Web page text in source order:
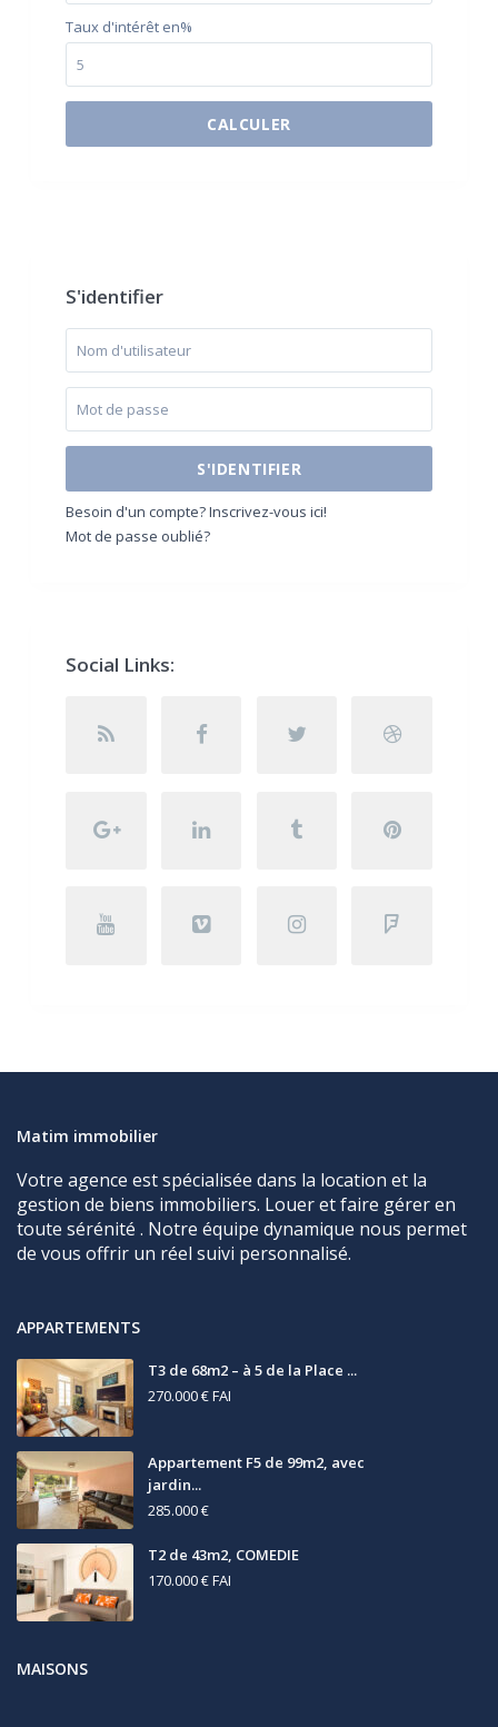
Taux d'intérêt en%
CALCULER
$500 / month
S'identifier
S'IDENTIFIER
Besoin d'un compte? Inscrivez-vous ici!
Mot de passe oublié?
Social Links:
Matim immobilier
Votre agence est spécialisée dans la location et la
gestion de biens immobiliers. Louer et faire gérer en
toute sérénité . Notre équipe dynamique nous permet
de vous offrir un réel suivi personnalisé.
APPARTEMENTS
T3 de 68m2 – à 5 de la Place ...
270.000 €FAI
Appartement F5 de 99m2, avec
jardin...
285.000 €
T2 de 43m2, COMEDIE
170.000 €FAI
MAISONS